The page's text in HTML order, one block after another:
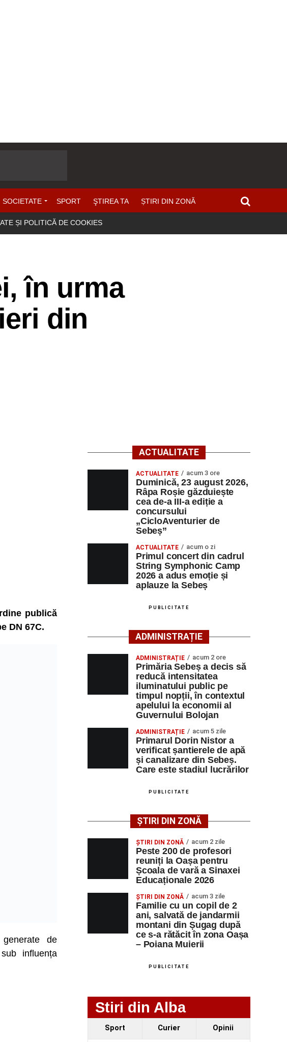
SOCIETATE SPORT ŞTIREA TA ȘTIRI DIN ZONĂ
ȘI POLITICĂ DE COOKIES
în urma
din
publică
DN 67C.
de
influența
ACTUALITATE
ACTUALITATE acum 3 ore
Duminică, 23 august 2026,
Râpa Roșie găzduiește
cea de-a III-a ediție a
concursului
„CicloAventurier de
Sebeș”
ACTUALITATE acum o zi
Primul concert din cadrul
String Symphonic Camp
2026 a adus emoție și
aplauze la Sebeș
PUBLICITATE
ADMINISTRAȚIE
ADMINISTRAȚIE acum 2 ore
Primăria Sebeș a decis să
reducă intensitatea
iluminatului public pe
timpul nopții, în contextul
apelului la economii al
Guvernului Bolojan
ADMINISTRAȚIE acum 5 zile
Primarul Dorin Nistor a
verificat șantierele de apă
și canalizare din Sebeș.
Care este stadiul lucrărilor
PUBLICITATE
ȘTIRI DIN ZONĂ
ȘTIRI DIN ZONĂ acum 2 zile
Peste 200 de profesori
reuniți la Oașa pentru
Școala de vară a Sinaxei
Educaționale 2026
ȘTIRI DIN ZONĂ acum 3 zile
Familie cu un copil de 2
ani, salvată de jandarmii
montani din Șugag după
ce s-a rătăcit în zona Oașa
– Poiana Muierii
PUBLICITATE
Stiri din Alba
Sport Curier Opinii